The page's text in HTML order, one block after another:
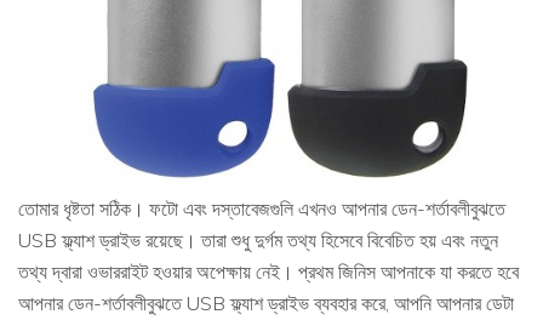
তোমার ধৃষ্টতা সঠিক। ফটো এবং দস্তাবেজগুলি এখনও আপনার ডেন-শর্তাবলীবুঝতে
USB ফ্ল্যাশ ড্রাইভ রয়েছে। তারা শুধু দুর্গম তথ্য হিসেবে বিবেচিত হয় এবং নতুন
তথ্য দ্বারা ওভাররাইট হওয়ার অপেক্ষায় নেই। প্রথম জিনিস আপনাকে যা করতে হবে
আপনার ডেন-শর্তাবলীবুঝতে USB ফ্ল্যাশ ড্রাইভ ব্যবহার করে, আপনি আপনার ডেটা